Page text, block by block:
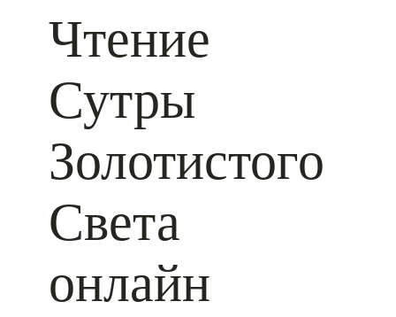
Чтение
Сутры
Золотистого
Света
онлайн